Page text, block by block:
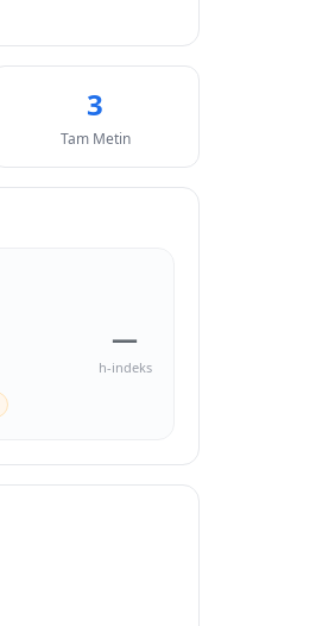
3
Tam Metin
—
h-indeks